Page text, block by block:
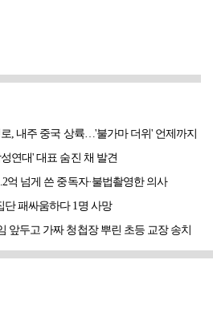
, 내주 중국 상륙…'불가마 더위' 언제까지
연대' 대표 숨진 채 발견
억 넘게 쓴 중독자·불법촬영한 의사
단 패싸움하다 1명 사망
앞두고 가짜 청첩장 뿌린 초등 교장 송치